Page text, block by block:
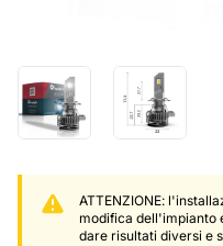
ATTENZIONE:
modifica dell'impianto
dare risultati diversi e